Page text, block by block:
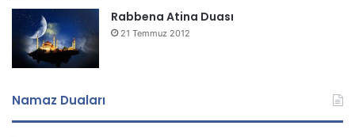
Rabbena Atina Duası
21 Temmuz 2012
Namaz Duaları